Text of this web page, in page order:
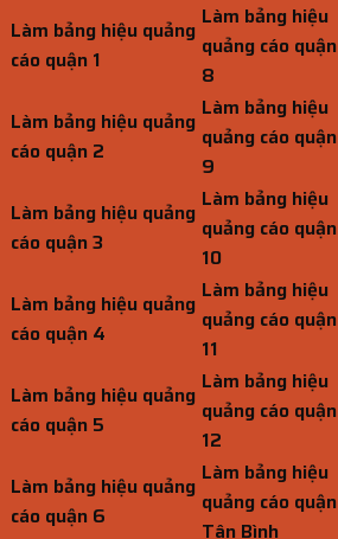
Làm bảng hiệu quảng
cáo quận 1
Làm bảng hiệu
quảng cáo quận
8
Làm bảng hiệu quảng
cáo quận 2
Làm bảng hiệu
quảng cáo quận
9
Làm bảng hiệu quảng
cáo quận 3
Làm bảng hiệu
quảng cáo quận
10
Làm bảng hiệu quảng
cáo quận 4
Làm bảng hiệu
quảng cáo quận
11
Làm bảng hiệu quảng
cáo quận 5
Làm bảng hiệu
quảng cáo quận
12
Làm bảng hiệu quảng
cáo quận 6
Làm bảng hiệu
quảng cáo quận
Tân Bình